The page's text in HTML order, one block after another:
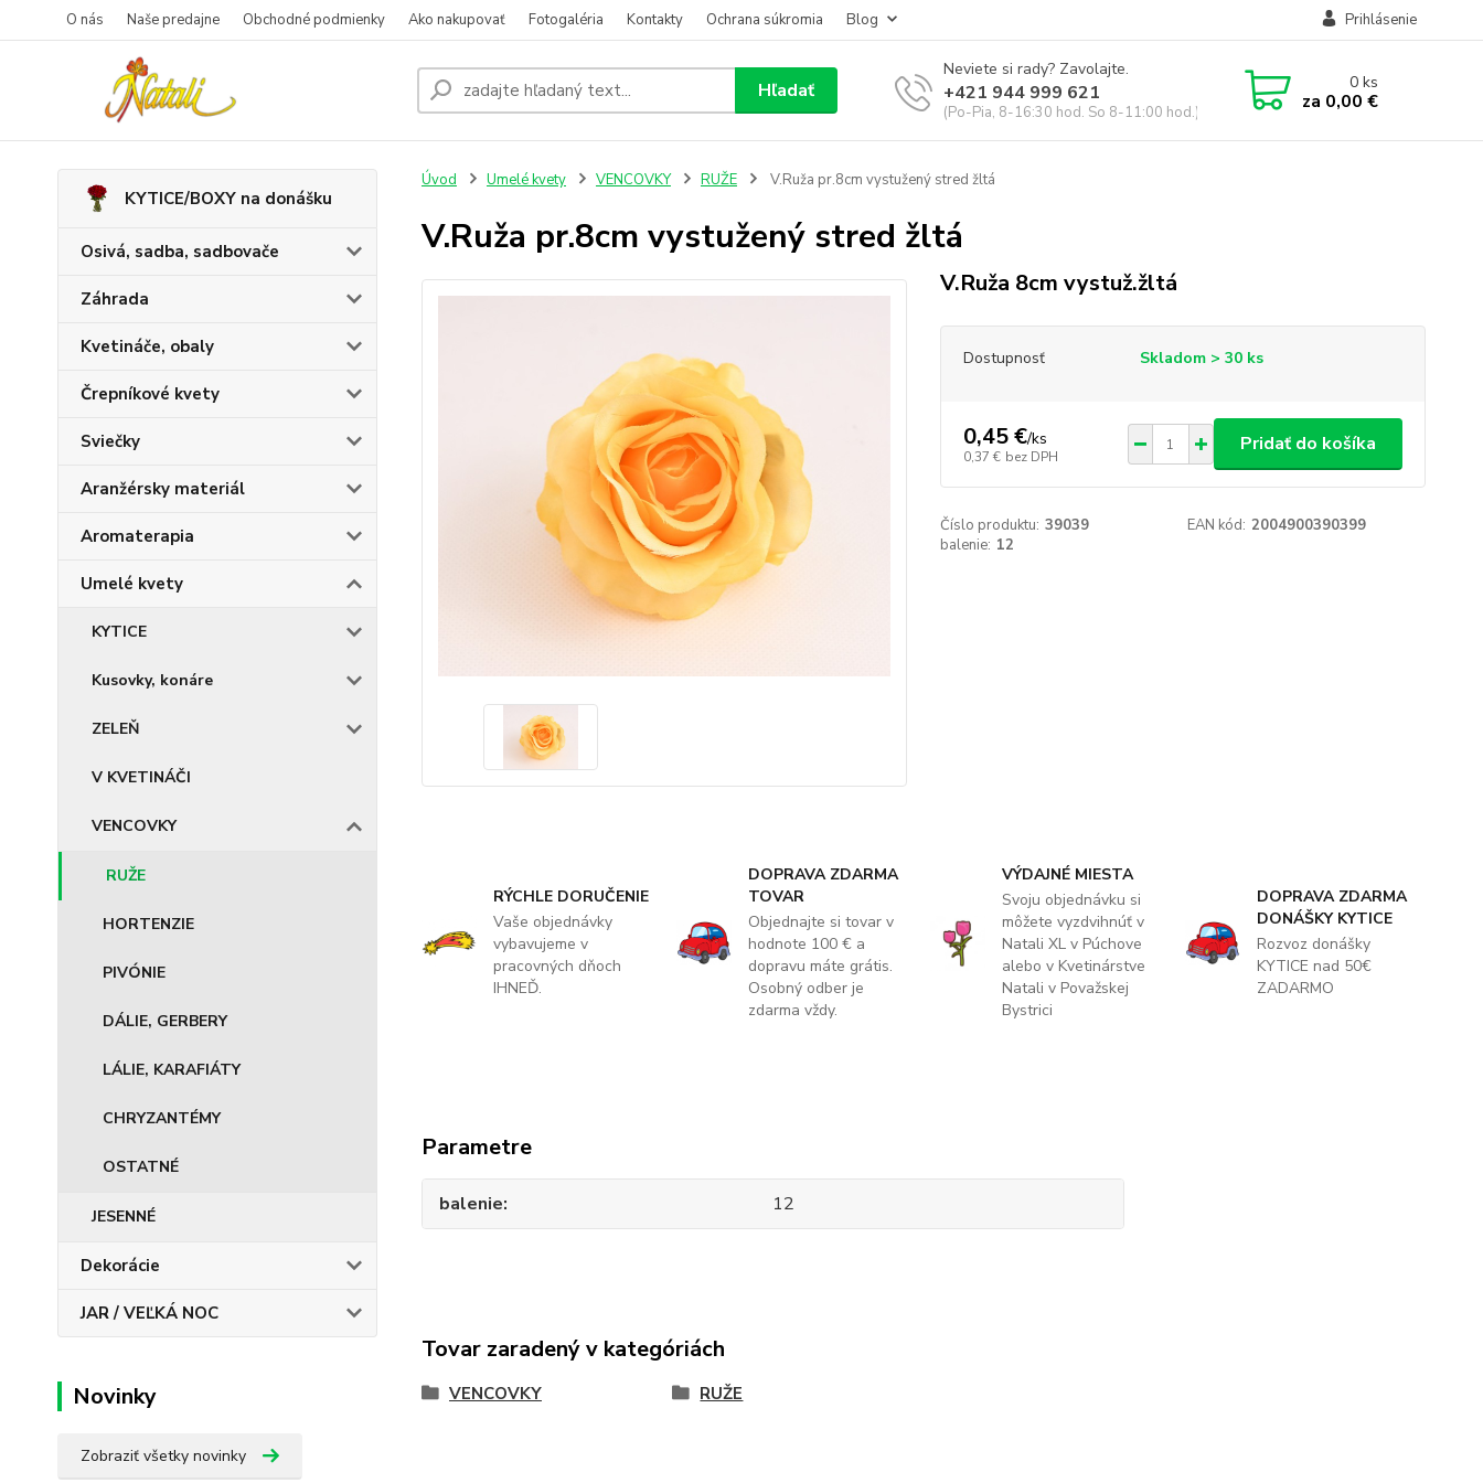
O nás Naše predajne Obchodné podmienky Ako nakupovať Fotogaléria Kontakty Ochrana súkromia Blog Prihlásenie
Hľadať
Neviete si rady? Zavolajte.
+421 944 999 621
(Po-Pia, 8-16:30 hod. So 8-11:00 hod.)
0ks
za 0,00 €
KYTICE/BOXY na donášku
Osivá, sadba, sadbovače
Záhrada
Kvetináče, obaly
Črepníkové kvety
Sviečky
Aranžérsky materiál
Aromaterapia
Umelé kvety
KYTICE
Kusovky, konáre
ZELEŇ
V KVETINÁČI
VENCOVKY
RUŽE
HORTENZIE
PIVÓNIE
DÁLIE, GERBERY
LÁLIE, KARAFIÁTY
CHRYZANTÉMY
OSTATNÉ
JESENNÉ
Dekorácie
JAR / VEĽKÁ NOC
Novinky
Zobraziť všetky novinky
Úvod Umelé kvety VENCOVKY RUŽE V.Ruža pr.8cm vystužený stred žltá
V.Ruža pr.8cm vystužený stred žltá
V.Ruža 8cm vystuž.žltá
Dostupnosť Skladom > 30 ks
0,45 €/ks
0,37 € bez DPH
Pridať do košíka
Číslo produktu: 39039 EAN kód: 2004900390399
balenie: 12
RÝCHLE DORUČENIE
Vaše objednávky
vybavujeme v
pracovných dňoch
IHNEĎ.
DOPRAVA ZDARMA
TOVAR
Objednajte si tovar v
hodnote 100 € a
dopravu máte grátis.
Osobný odber je
zdarma vždy.
VÝDAJNÉ MIESTA
Svoju objednávku si
môžete vyzdvihnúť v
Natali XL v Púchove
alebo v Kvetinárstve
Natali v Považskej
Bystrici
DOPRAVA ZDARMA
DONÁŠKY KYTICE
Rozvoz donášky
KYTICE nad 50€
ZADARMO
Parametre
balenie 12
Tovar zaradený v kategóriách
VENCOVKY RUŽE